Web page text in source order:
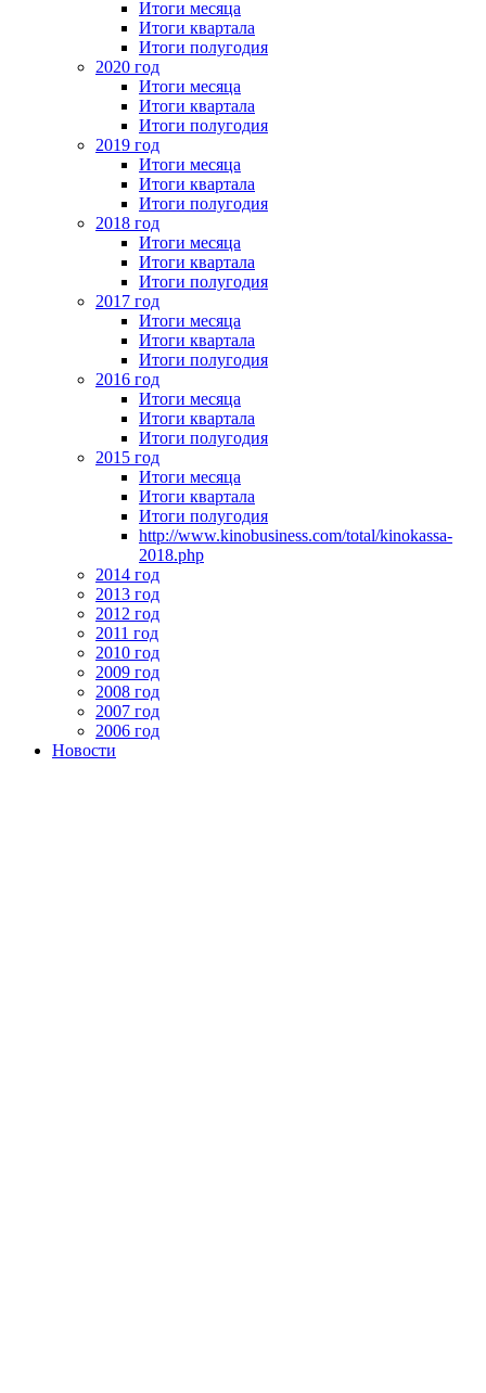
Итоги месяца
Итоги квартала
Итоги полугодия
2020 год
Итоги месяца
Итоги квартала
Итоги полугодия
2019 год
Итоги месяца
Итоги квартала
Итоги полугодия
2018 год
Итоги месяца
Итоги квартала
Итоги полугодия
2017 год
Итоги месяца
Итоги квартала
Итоги полугодия
2016 год
Итоги месяца
Итоги квартала
Итоги полугодия
2015 год
Итоги месяца
Итоги квартала
Итоги полугодия
http://www.kinobusiness.com/total/kinokassa-
2018.php
2014 год
2013 год
2012 год
2011 год
2010 год
2009 год
2008 год
2007 год
2006 год
Новости